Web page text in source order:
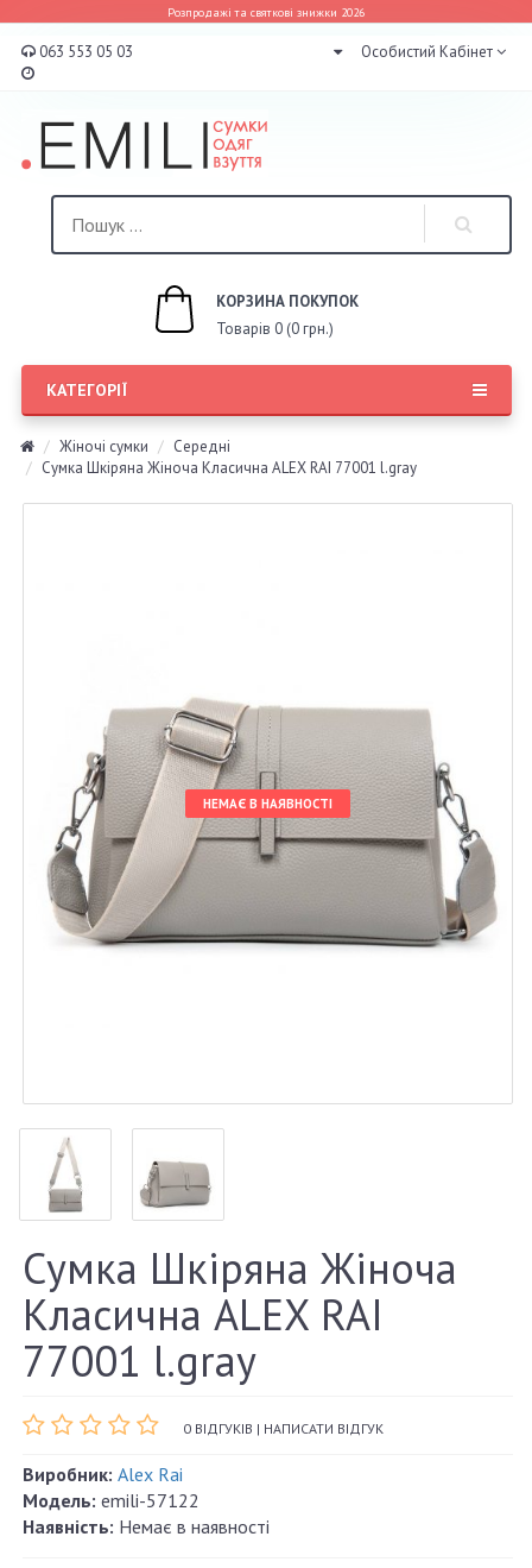
Розпродажі та святкові знижки 2026
063 553 05 03 Особистий Кабінет
КОРЗИНА ПОКУПОК
Товарів 0 (0 грн.)
КАТЕГОРІЇ
Жіночі сумки
Середні
Сумка Шкіряна Жіноча Класична ALEX RAI 77001 l.gray
НЕМАЄ В НАЯВНОСТІ
Сумка Шкіряна Жіноча
Класична ALEX RAI
77001 l.gray
0 ВІДГУКІВ | НАПИСАТИ ВІДГУК
Виробник: Alex Rai
Модель: emili-57122
Наявність: Немає в наявності